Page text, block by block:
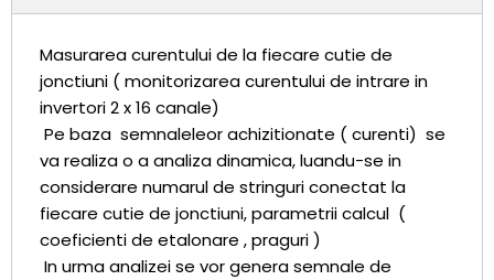
Masurarea curentului de la fiecare cutie de
jonctiuni ( monitorizarea curentului de intrare in
invertori 2 x 16 canale)
Pe baza semnaleleor achizitionate ( curenti) se
va realiza o a analiza dinamica, luandu-se in
considerare numarul de stringuri conectat la
fiecare cutie de jonctiuni, parametrii calcul (
coeficienti de etalonare , praguri )
In urma analizei se vor genera semnale de